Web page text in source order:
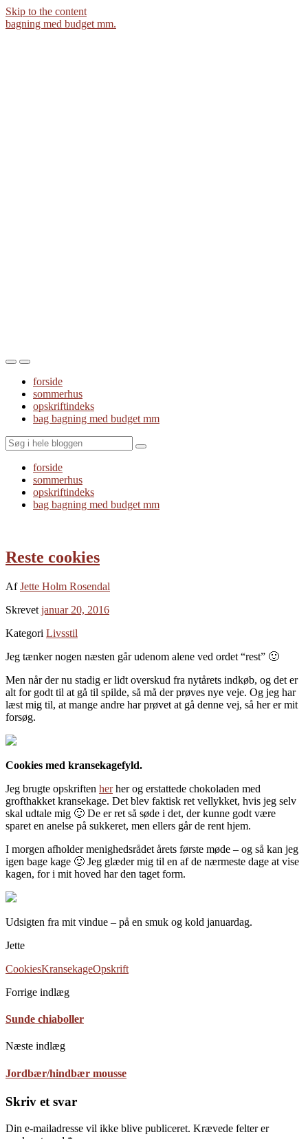
Skip to the content
bagning med budget mm.
Toggle
mobile
menu
Toggle
the
search
field
forside
sommerhus
opskriftindeks
bag bagning med budget mm
Search
forside
sommerhus
opskriftindeks
bag bagning med budget mm
Reste cookies
AfJette Holm Rosendal
Skrevet januar 20, 2016
Kategori Livsstil
Jeg tænker nogen næsten går udenom alene ved ordet “rest” 🙂
Men når der nu stadig er lidt overskud fra nytårets indkøb, og det er
alt for godt til at gå til spilde, så må der prøves nye veje. Og jeg har
læst mig til, at mange andre har prøvet at gå denne vej, så her er mit
forsøg.
Cookies med kransekagefyld.
Jeg brugte opskriften herher og erstattede chokoladen med
grofthakket kransekage. Det blev faktisk ret vellykket, hvis jeg selv
skal udtale mig 🙂 De er ret så søde i det, der kunne godt være
sparet en anelse på sukkeret, men ellers går de rent hjem.
I morgen afholder menighedsrådet årets første møde – og så kan jeg
igen bage kage 🙂 Jeg glæder mig til en af de nærmeste dage at vise
kagen, for i mit hoved har den taget form.
Udsigten fra mit vindue – på en smuk og kold januardag.
Jette
CookiesKransekageOpskrift
Forrige indlæg
Sunde chiaboller
Næste indlæg
Jordbær/hindbær mousse
Skriv et svar
Din e-mailadresse vil ikke blive publiceret. Krævede felter er